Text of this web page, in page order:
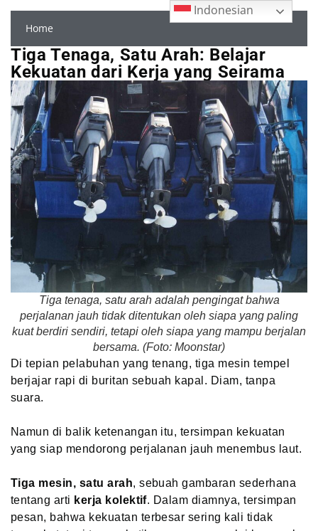
Home
Tiga Tenaga, Satu Arah: Belajar
Kekuatan dari Kerja yang Seirama
Tiga tenaga, satu arah adalah pengingat bahwa
perjalanan jauh tidak ditentukan oleh siapa yang paling
kuat berdiri sendiri, tetapi oleh siapa yang mampu berjalan
bersama. (Foto: Moonstar)
Di tepian pelabuhan yang tenang, tiga mesin tempel
berjajar rapi di buritan sebuah kapal. Diam, tanpa
suara.
Namun di balik ketenangan itu, tersimpan kekuatan
yang siap mendorong perjalanan jauh menembus laut.
Tiga mesin, satu arah, sebuah gambaran sederhana
tentang arti kerja kolektif. Dalam diamnya, tersimpan
pesan, bahwa kekuatan terbesar sering kali tidak
Indonesian